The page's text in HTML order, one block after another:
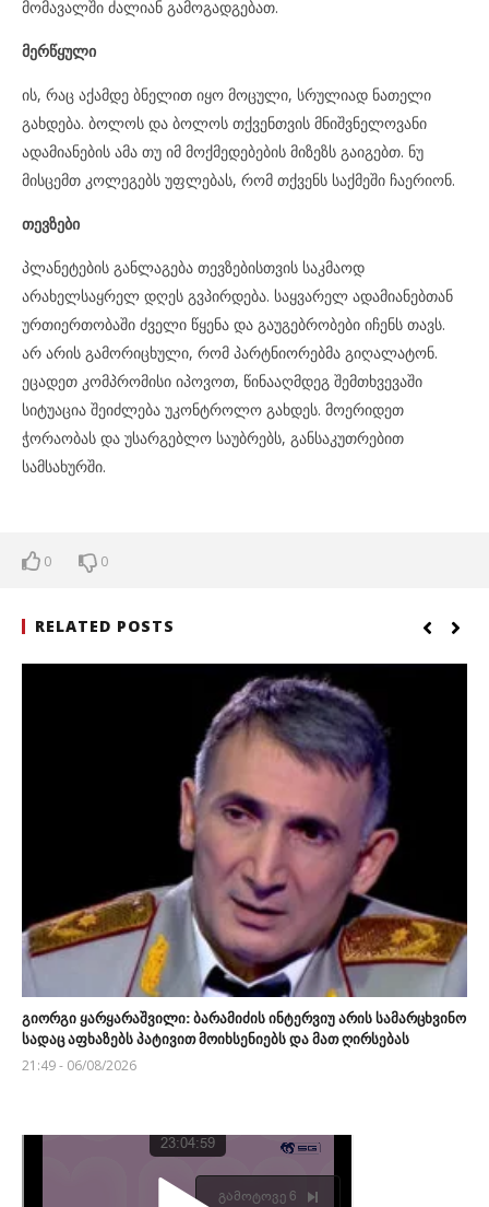
მომავალში ძალიან გამოგადგებათ.
მერწყული
ის, რაც აქამდე ბნელით იყო მოცული, სრულიად ნათელი
გახდება. ბოლოს და ბოლოს თქვენთვის მნიშვნელოვანი
ადამიანების ამა თუ იმ მოქმედებების მიზეზს გაიგებთ. ნუ
მისცემთ კოლეგებს უფლებას, რომ თქვენს საქმეში ჩაერიონ.
თევზები
პლანეტების განლაგება თევზებისთვის საკმაოდ
არახელსაყრელ დღეს გვპირდება. საყვარელ ადამიანებთან
ურთიერთობაში ძველი წყენა და გაუგებრობები იჩენს თავს.
არ არის გამორიცხული, რომ პარტნიორებმა გიღალატონ.
ეცადეთ კომპრომისი იპოვოთ, წინააღმდეგ შემთხვევაში
სიტუაცია შეიძლება უკონტროლო გახდეს. მოერიდეთ
ჭორაობას და უსარგებლო საუბრებს, განსაკუთრებით
სამსახურში.
0 0
RELATED POSTS
გიორგი ყარყარაშვილი: ბარამიძის ინტერვიუ არის სამარცხვინო
სადაც აფხაზებს პატივით მოიხსენიებს და მათ ღირსებას
21:49 - 06/08/2026